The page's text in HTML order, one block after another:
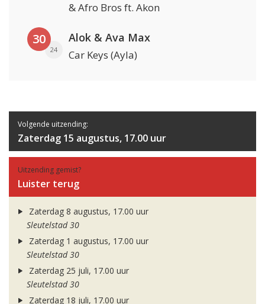
& Afro Bros ft. Akon
30
24
Alok & Ava Max
Car Keys (Ayla)
Volgende uitzending:
Zaterdag 15 augustus, 17.00 uur
Uitzending gemist?
Luister terug
Zaterdag 8 augustus, 17.00 uur
Sleutelstad 30
Zaterdag 1 augustus, 17.00 uur
Sleutelstad 30
Zaterdag 25 juli, 17.00 uur
Sleutelstad 30
Zaterdag 18 juli, 17.00 uur